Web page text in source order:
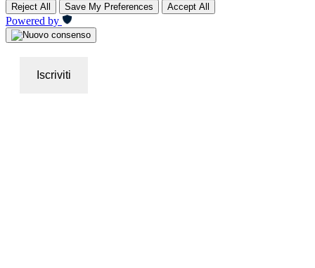
Reject All Save My Preferences Accept All
Powered by
Iscriviti